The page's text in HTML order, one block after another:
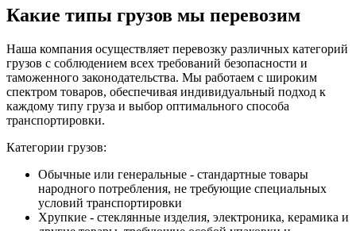
Какие типы грузов мы перевозим
Наша компания осуществляет перевозку различных категорий
грузов с соблюдением всех требований безопасности и
таможенного законодательства. Мы работаем с широким
спектром товаров, обеспечивая индивидуальный подход к
каждому типу груза и выбор оптимального способа
транспортировки.
Категории грузов:
Обычные или генеральные - стандартные товары
народного потребления, не требующие специальных
условий транспортировки
Хрупкие - стеклянные изделия, электроника, керамика и